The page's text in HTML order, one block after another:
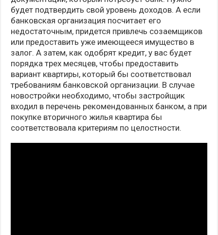
будет подтвердить свой уровень доходов. А если
банковская организация посчитает его
недостаточным, придется привлечь созаемщиков
или предоставить уже имеющееся имущество в
залог. А затем, как одобрят кредит, у вас будет
порядка трех месяцев, чтобы предоставить
вариант квартиры, который бы соответствовал
требованиям банковской организации. В случае
новостройки необходимо, чтобы застройщик
входил в перечень рекомендованных банком, а при
покупке вторичного жилья квартира бы
соответствовала критериям по целостности.